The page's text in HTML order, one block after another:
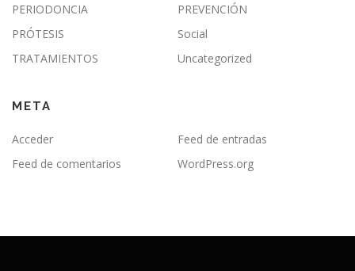
PERIODONCIA
PREVENCIÓN
PRÓTESIS
Social
TRATAMIENTOS
Uncategorized
META
Acceder
Feed de entradas
Feed de comentarios
WordPress.org